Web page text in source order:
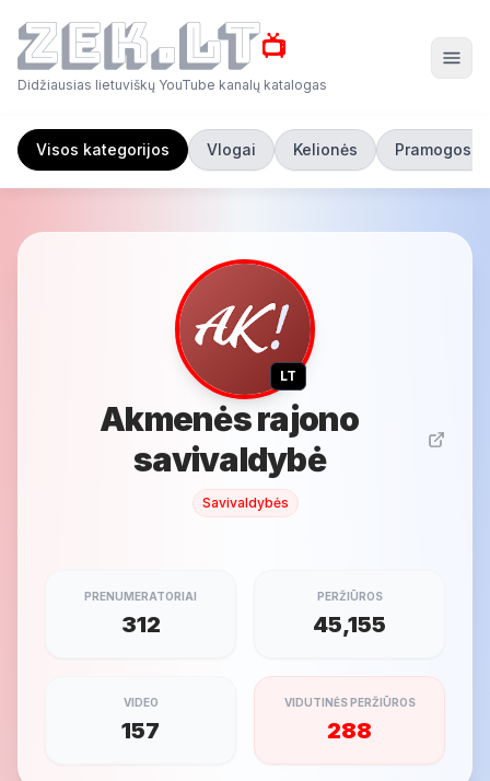
📺
Didžiausias lietuviškų YouTube kanalų katalogas
Visos kategorijos Vlogai Kelionės Pramogos
LT
Akmenės rajono
savivaldybė
Savivaldybės
PRENUMERATORIAI
312
PERŽIŪROS
45,155
VIDEO
157
VIDUTINĖS PERŽIŪROS
288